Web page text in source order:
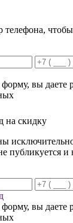
вы даете
на скидку
публикуется и
вы даете